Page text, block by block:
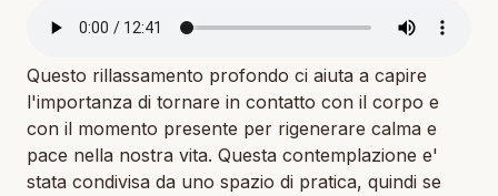
ภาษาไทย / Tailandese
Questo rillassamento profondo ci aiuta a capire
l'importanza di tornare in contatto con il corpo e
con il momento presente per rigenerare calma e
pace nella nostra vita. Questa contemplazione e'
stata condivisa da uno spazio di pratica, quindi se